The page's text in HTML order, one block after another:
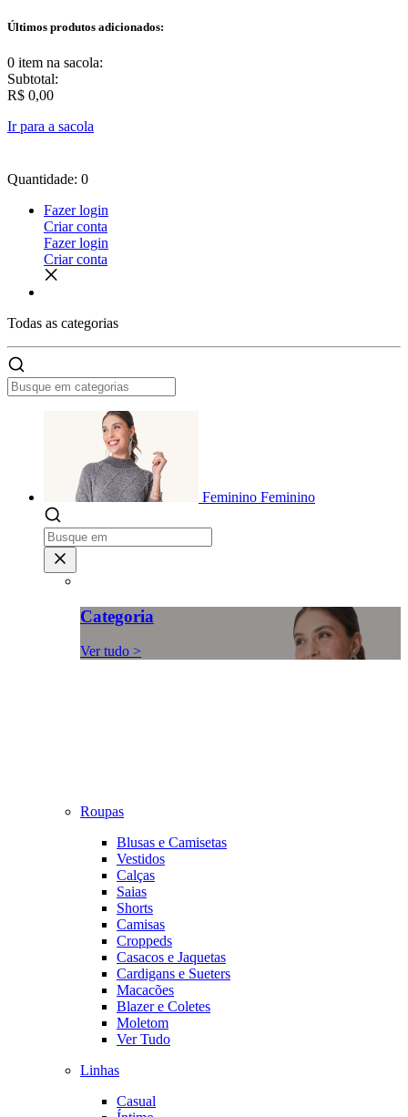
Últimos produtos adicionados:
0 item na sacola:
Subtotal:
R$ 0,00
Ir para a sacola
Quantidade: 0
Fazer login
Criar conta
Fazer login
Criar conta
Todas as categorias
Feminino Feminino
Categoria
Ver tudo >
Roupas
Blusas e Camisetas
Vestidos
Calças
Saias
Shorts
Camisas
Croppeds
Casacos e Jaquetas
Cardigans e Sueters
Macacões
Blazer e Coletes
Moletom
Ver Tudo
Linhas
Casual